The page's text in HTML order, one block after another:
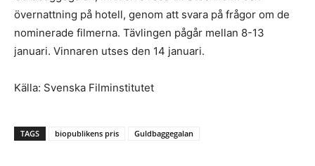
övernattning på hotell, genom att svara på frågor om de
nominerade filmerna. Tävlingen pågår mellan 8-13
januari. Vinnaren utses den 14 januari.
Källa: Svenska Filminstitutet
TAGS biopublikens pris Guldbaggegalan